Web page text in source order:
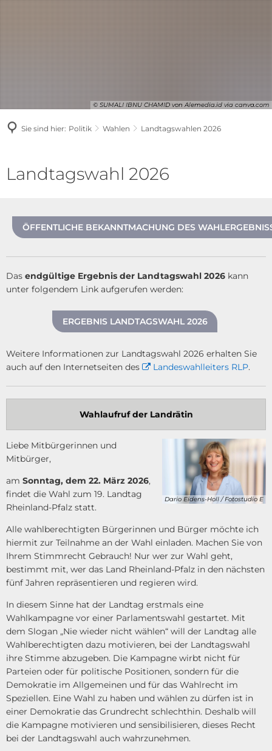
© SUMALI IBNU CHAMID von Alemedia.id via canva.com
Sie sind hier: Politik Wahlen Landtagswahlen 2026
Landtagswahlen
Landtagswahl 2026
ÖFFENTLICHE BEKANNTMACHUNG DES
Das endgültige Ergebnis der Landtagswahl 2026 kann
unter folgendem Link aufgerufen werden:
ERGEBNIS LANDTAGSWAHL 2026
Weitere Informationen zur Landtagswahl 2026 erhalten Sie
auch auf den Internetseiten des
Landeswahlleiters RLP.
Wahlaufruf der Landrätin
Dario Eidens-Holl / Fotostudio E
Liebe Mitbürgerinnen und
Mitbürger,
am Sonntag, dem 22. März 2026,
findet die Wahl zum 19. Landtag
Rheinland-Pfalz statt.
Alle wahlberechtigten Bürgerinnen und Bürger möchte ich
hiermit zur Teilnahme an der Wahl einladen. Machen Sie von
Ihrem Stimmrecht Gebrauch! Nur wer zur Wahl geht,
bestimmt mit, wer das Land Rheinland-Pfalz in den nächsten
fünf Jahren repräsentieren und regieren wird.
In diesem Sinne hat der Landtag erstmals eine
Wahlkampagne vor einer Parlamentswahl gestartet. Mit
dem Slogan „Nie wieder nicht wählen“ will der Landtag alle
Wahlberechtigten dazu motivieren, bei der Landtagswahl
ihre Stimme abzugeben. Die Kampagne wirbt nicht für
Parteien oder für politische Positionen, sondern für die
Demokratie im Allgemeinen und für das Wahlrecht im
Speziellen. Eine Wahl zu haben und wählen zu dürfen ist in
einer Demokratie das Grundrecht schlechthin. Deshalb will
die Kampagne motivieren und sensibilisieren, dieses Recht
bei der Landtagswahl auch wahrzunehmen.